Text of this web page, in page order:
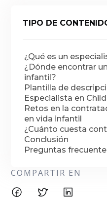
TIPO DE
¿Qué es un
¿Dónde encontrar
infantil?
Plantilla de
Especialista en
Retos en la
en vida infantil
¿Cuánto cuesta
Conclusión
Preguntas
COMPARTIR EN